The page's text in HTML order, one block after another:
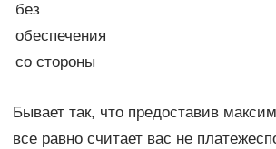
без
обеспечения
со стороны
Бывает так, что предоставив
все равно считает вас не